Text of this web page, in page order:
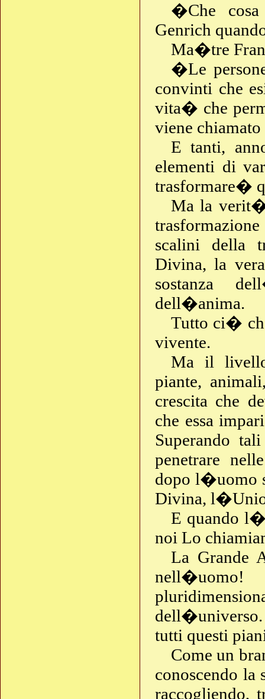
�Che
Genrich
Ma�tre
�Le
convinti che
vita� che
viene
E tanti,
elementi di
trasformare�
Ma la
scalini della
Divina, la
sostanza
dell�anima.
Tutto ci�
vivente.
Ma il
piante,
crescita che
che essa
Superando
penetrare
dopo l�uomo
Divina,
E quando
noi Lo
La Grande
tutti questi
Come un
conoscendo la
raccogliendo,